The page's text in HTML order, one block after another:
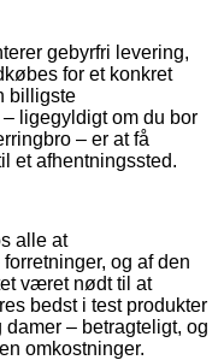
gebyrfri levering,
for et konkret
billigste
ligegyldigt om du bor
– er at få
et afhentningssted.
alle at
og af den
været nødt til at
bedst i test produkter
– betragteligt, og
omkostninger.